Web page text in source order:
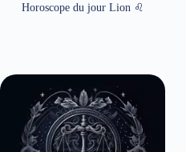
Horoscope du jour Lion ♌